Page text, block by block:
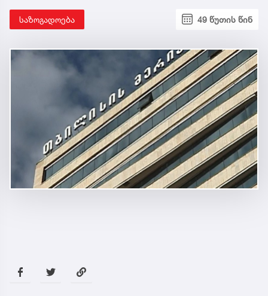
საზოგადოება 49 წუთის წინ